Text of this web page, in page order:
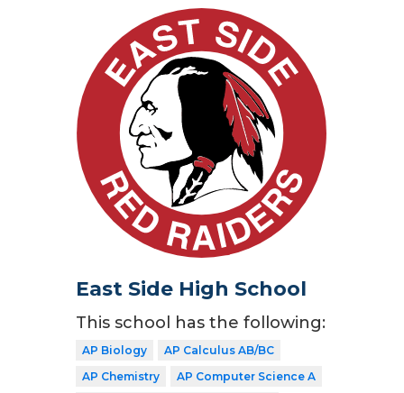
East Side High School
This school has the following:
AP Biology
AP Calculus AB/BC
AP Chemistry
AP Computer Science A